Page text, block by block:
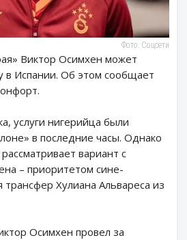
Фото: Соцсети
Виктор Осимхен может
в Испании. Об этом сообщает
услуги нигерийца были
в последние часы. Однако
вариант с
– приоритетом сине-
трансфер Хулиана Альвареса из
Осимхен провел за